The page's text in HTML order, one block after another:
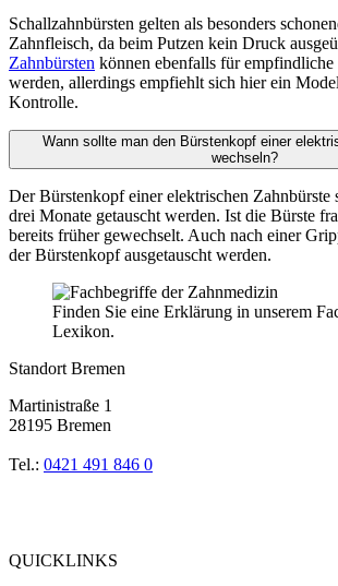
Schallzahnbürsten gelten als besonders
Zahnfleisch, da beim Putzen kein Druck
Zahnbürsten können ebenfalls für empfindliche
werden, allerdings empfiehlt sich hier ein
Kontrolle.
Wann sollte man den Bürstenkopf einer
wechseln?
Der Bürstenkopf einer elektrischen Zahnbürste
drei Monate getauscht werden. Ist die Bürste
bereits früher gewechselt. Auch nach einer
der Bürstenkopf ausgetauscht werden.
Finden Sie eine Erklärung in unserem
Lexikon.
Standort Bremen
Martinistraße 1
28195 Bremen
Tel.: 0421 491 846 0
QUICKLINKS